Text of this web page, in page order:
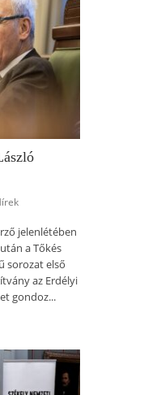
jelenlétében
a Tőkés
sorozat első
az Erdélyi
gondoz...